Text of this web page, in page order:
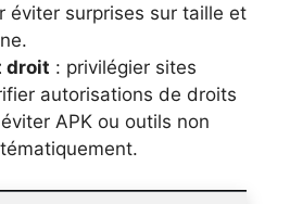
éviter surprises sur taille et
droit : privilégier sites
autorisations de droits
APK ou outils non